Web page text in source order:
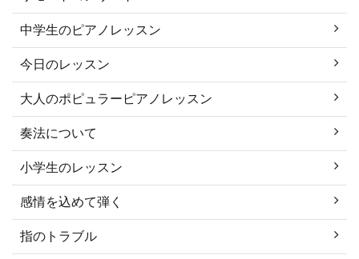
中学生のピアノレッスン
今日のレッスン
大人のポピュラーピアノレッスン
奏法について
小学生のレッスン
感情を込めて弾く
指のトラブル